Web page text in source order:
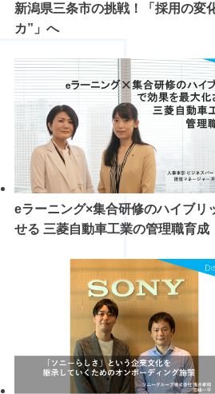
新潟県三条市の挑戦！「採用の変
カ”」へ
eラーニング×集合研修のハイブリ
せる 三菱自動車工業の管理職育成